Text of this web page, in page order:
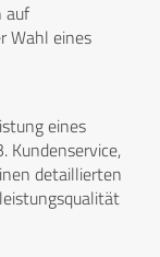
auf
Wahl eines
eines
Kundenservice,
detaillierten